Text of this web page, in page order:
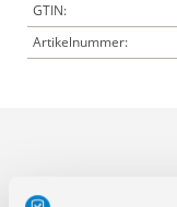
GTIN:
Artikelnummer: